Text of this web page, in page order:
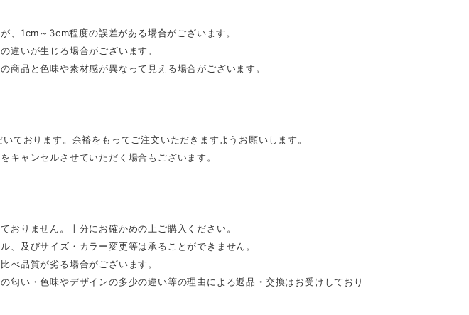
、1cm～3cm程度の誤差がある場合がございます。
違いが生じる場合がございます。
商品と色味や素材感が異なって見える場合がございます。
ております。余裕をもってご注文いただきますようお願いします。
キャンセルさせていただく場合もございます。
おりません。十分にお確かめの上ご購入ください。
、及びサイズ・カラー変更等は承ることができません。
べ品質が劣る場合がございます。
匂い・色味やデザインの多少の違い等の理由による返品・交換はお受けしており